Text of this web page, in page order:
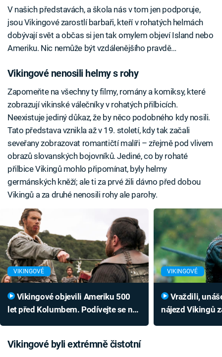
V našich představách, a škola nás v tom jen podporuje,
jsou Vikingové zarostlí barbaři, kteří v rohatých helmách
dobývají svět a občas si jen tak omylem objeví Island nebo
Ameriku. Nic nemůže být vzdálenějšího pravdě…
Vikingové nenosili helmy s rohy
Zapomeňte na všechny ty filmy, romány a komiksy, které
zobrazují vikinské válečníky v rohatých přilbicích.
Neexistuje jediný důkaz, že by něco podobného kdy nosili.
Tato představa vznikla až v 19. století, kdy tak začali
seveřany zobrazovat romantičtí malíři – zřejmě pod vlivem
obrazů slovanských bojovníků. Jediné, co by rohaté
přilbice Vikingů mohlo připomínat, byly helmy
germánských kněží; ale ti za prvé žili dávno před dobou
Vikingů a za druhé nenosili rohy ale parohy.
VIKINGOVÉ
let před Kolumbem. Podívejte se na
VIKINGOVÉ
nájezd Vikingů
Vikingové byli extrémně čistotní